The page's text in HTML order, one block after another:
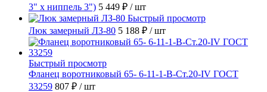
3" х ниппель 3") 5 449 ₽ / шт
Быстрый просмотр
Люк замерный ЛЗ-80 5 188 ₽ / шт
Быстрый просмотр
Фланец воротниковый 65- 6-11-1-B-Ст.20-IV ГОСТ
33259 807 ₽ / шт